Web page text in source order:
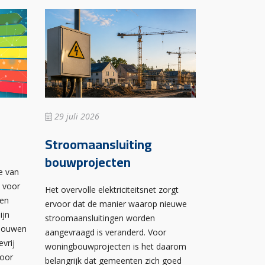
van
voor
29 juli 2026
Stroomaansluiting
bouwprojecten
Het overvolle elektriciteitsnet zorgt
ervoor dat de manier waarop nieuwe
stroomaansluitingen worden
aangevraagd is veranderd. Voor
woningbouwprojecten is het daarom
belangrijk dat gemeenten zich goed